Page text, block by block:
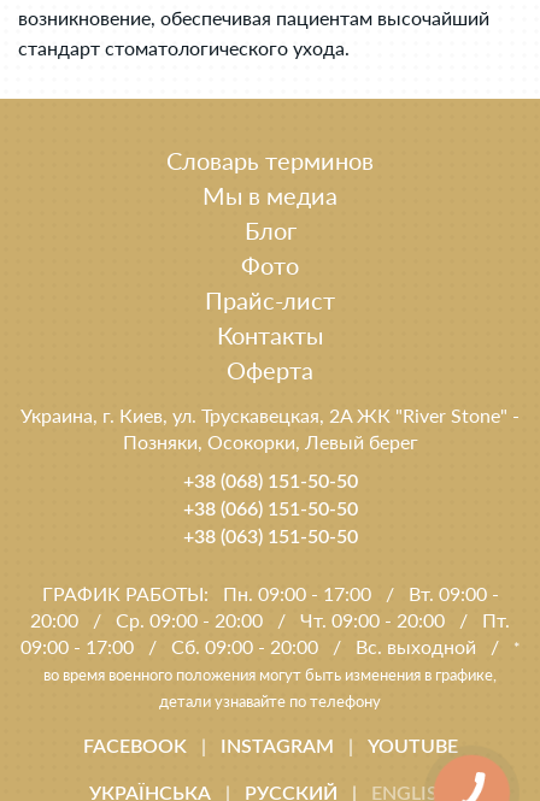
возникновение, обеспечивая пациентам высочайший
стандарт стоматологического ухода.
Словарь терминов
Мы в медиа
Блог
Фото
Прайс-лист
Контакты
Оферта
Украина, г. Киев, ул. Трускавецкая, 2A ЖК "River Stone" -
Позняки, Осокорки, Левый берег
+38 (068) 151-50-50
+38 (066) 151-50-50
+38 (063) 151-50-50
ГРАФИК РАБОТЫ: Пн. 09:00 - 17:00 /
Вт. 09:00 -
20:00
/ Ср. 09:00 - 20:00 / Чт. 09:00 - 20:00 /
Пт.
09:00 - 17:00
/ Сб. 09:00 - 20:00 / Вс. выходной /
*
во время военного положения могут быть изменения в графике,
детали узнавайте по телефону
FACEBOOK | INSTAGRAM | YOUTUBE
УКРАЇНСЬКА| РУССКИЙ | ENGLISH